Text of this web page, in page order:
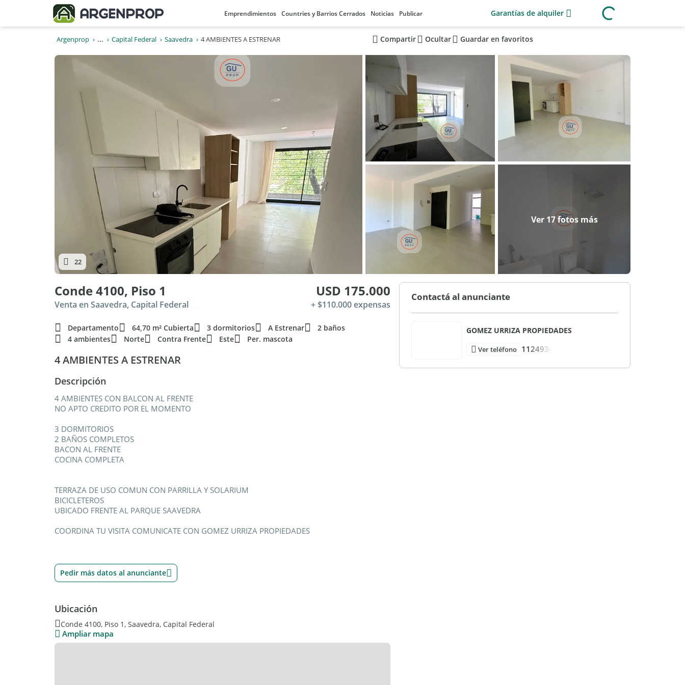
Emprendimientos Countries y Barrios Cerrados Noticias Publicar Garantías de alquiler
Argenprop ... Capital Federal Saavedra 4 AMBIENTES A ESTRENAR Compartir Ocultar Guardar en favoritos
Ver 17 fotos más
22
Conde 4100, Piso 1 USD 175.000
Venta en Saavedra, Capital Federal + $110.000 expensas
Departamento 64,70 m² Cubierta 3 dormitorios A Estrenar
2 baños
4 ambientes
Norte Contra Frente Este Per. mascota
4 AMBIENTES A ESTRENAR
Descripción
4 AMBIENTES CON BALCON AL FRENTE
NO APTO CREDITO POR EL MOMENTO
3 DORMITORIOS
2 BAÑOS COMPLETOS
BACON AL FRENTE
COCINA COMPLETA
TERRAZA DE USO COMUN CON PARRILLA Y SOLARIUM
BICICLETEROS
UBICADO FRENTE AL PARQUE SAAVEDRA
COORDINA TU VISITA COMUNICATE CON GOMEZ URRIZA PROPIEDADES
Pedir más datos al anunciante
Ubicación
Conde 4100, Piso 1, Saavedra, Capital Federal
Ampliar mapa
Contactá al anunciante
GOMEZ URRIZA PROPIEDADES
Ver teléfono 1124934